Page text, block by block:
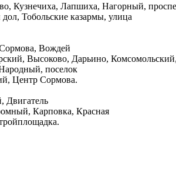
Кузнечиха, Лапшиха, Нагорный,
Тобольские казармы, улица
Вождей
Высоково, Дарьино,
поселок
Центр Сормова.
Двигатель
Карповка, Красная